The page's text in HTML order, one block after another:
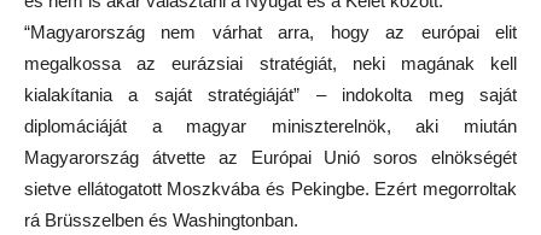
“Magyarország nem várhat arra, hogy az európai elit
megalkossa az eurázsiai stratégiát, neki magának kell
kialakítania a saját stratégiáját” – indokolta meg saját
diplomáciáját a magyar miniszterelnök, aki miután
Magyarország átvette az Európai Unió soros elnökségét
sietve ellátogatott Moszkvába és Pekingbe. Ezért megorroltak
rá Brüsszelben és Washingtonban.